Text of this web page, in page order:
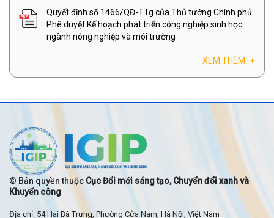
Quyết định số 1466/QĐ-TTg của Thủ tướng Chính phủ:
Phê duyệt Kế hoạch phát triển công nghiệp sinh học
ngành nông nghiệp và môi trường
XEM THÊM +
© Bản quyền thuộc Cục Đổi mới sáng tạo, Chuyển đổi xanh và
Khuyến công
Địa chỉ: 54 Hai Bà Trưng, Phường Cửa Nam, Hà Nội, Việt Nam